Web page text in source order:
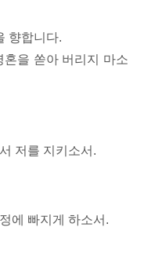
향합니다.
을 쏟아 버리지 마소
저를 지키소서.
에 빠지게 하소서.